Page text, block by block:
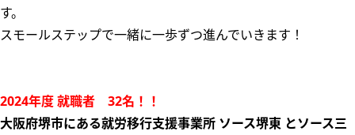
す。
スモールステップで一緒に一歩ずつ進んでいきます！
2024年度 就職者 32名！！
大阪府堺市にある就労移行支援事業所 ソース堺東 とソース三